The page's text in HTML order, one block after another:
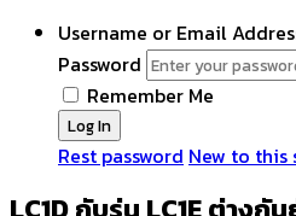
Username or Email
Password
Remember Me
Rest password New to this